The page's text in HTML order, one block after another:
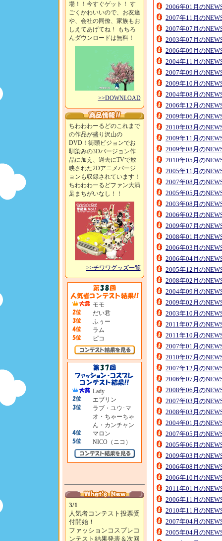
場！！今すぐゲット！ す
ごくかわいいので、お友達
や、会社の同僚、家族もお
しえてあげてね！ もちろ
んダウンロードは無料！
>>DOWNLOAD
ちわわわーるどのこれまで
の作品が盛り沢山の
DVD！街頭ビジョンでお
馴染みの3Dバージョン作
品に加え、過去にTVで放
映された2Dアニメバージ
ョンも収録されています！
ちわわわーるどファン大満
足まちがいなし！！
>>チワワグッズ一覧
モモ
だい君
ふぅー
ラム
ピコ
Lady
エブリン
ラブ・ユウ･マ
オ・ちゃーちゃ
ん・カンチャン
マロン
NICO（ニコ）
3/1
人気者コンテスト投票受
付開始！
ファッションコスプレコ
ンテスト結果発表＆次回
2006年01月の
2007年11月の
2007年07月の
2003年07月の
2006年09月の
2004年11月の
2007年09月の
2009年10月の
2004年08月の
2006年12月の
2009年06月の
2010年03月の
2009年11月の
2009年08月の
2010年05月の
2005年11月の
2007年08月の
2005年05月の
2003年08月の
2006年02月の
2009年07月の
2008年01月の
2006年03月の
2006年04月の
2005年12月の
2008年02月の
2004年09月の
2009年02月の
2003年10月の
2011年07月の
2011年10月の
2007年01月の
2010年07月の
2007年12月の
2006年07月の
2008年06月の
2007年03月の
2008年03月の
2004年01月の
2007年05月の
2005年06月の
2009年03月の
2006年08月の
2006年10月の
2011年01月の
2006年11月の
2010年11月の
2007年04月の
2005年04月の